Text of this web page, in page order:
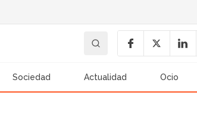
Sociedad Actualidad Ocio